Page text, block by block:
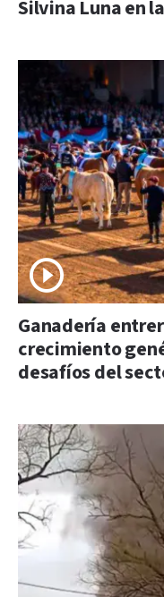
Silvina Luna en
Ganadería
crecimiento
desafíos del